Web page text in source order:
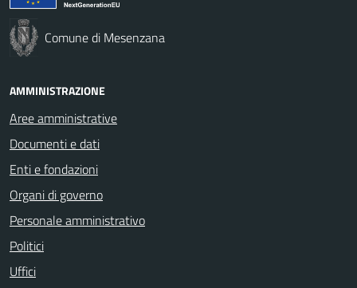
Comune di Mesenzana
AMMINISTRAZIONE
Aree amministrative
Documenti e dati
Enti e fondazioni
Organi di governo
Personale amministrativo
Politici
Uffici